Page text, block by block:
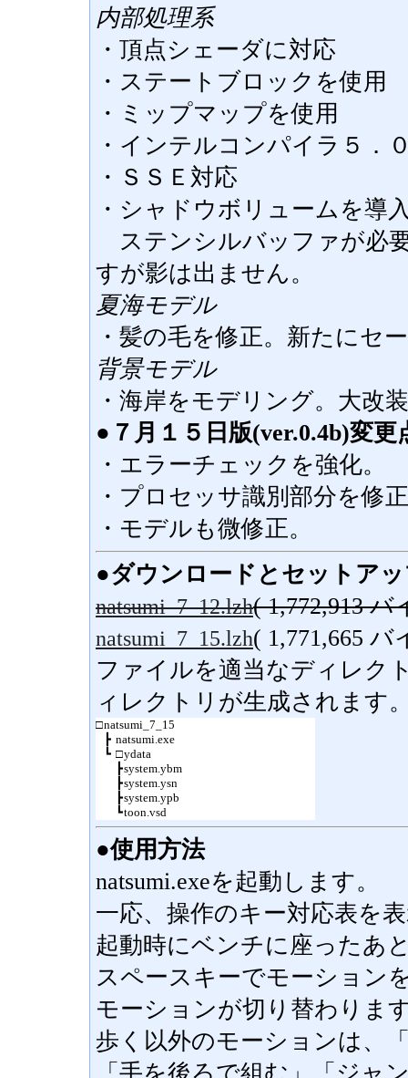
内部処理系
・頂点シェーダに対応
・ステートブロックを使用
・ミップマップを使用
・インテルコンパイラ５．
・ＳＳＥ対応
・シャドウボリュームを導
ステンシルバッファが必
すが影は出ません。
夏海モデル
・髪の毛を修正。新たにセ
背景モデル
・海岸をモデリング。大改
●７月１５日版(ver.0.4b)変更
・エラーチェックを強化。
・プロセッサ識別部分を修
・モデルも微修正。
●ダウンロードとセットア
natsumi_7_12.lzh( 1,772,913
natsumi_7_15.lzh( 1,771,665
ファイルを適当なディレク
ィレクトリが生成されます
□natsumi_7_15
┣ natsumi.exe
┗ □ydata
┣system.ybm
┣system.ysn
┣system.ypb
┗toon.vsd
●使用方法
natsumi.exeを起動します。
一応、操作のキー対応表を
起動時にベンチに座ったあ
スペースキーでモーション
モーションが切り替わりま
歩く以外のモーションは、